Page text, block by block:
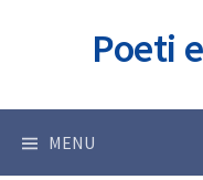
Poeti
MENU